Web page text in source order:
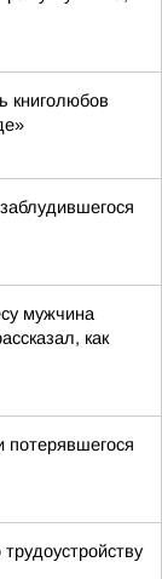
книголюбов
мужчина
как